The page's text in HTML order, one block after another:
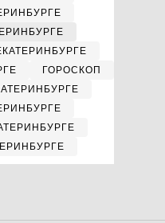
ГОРОСКОП